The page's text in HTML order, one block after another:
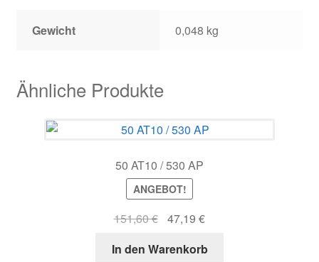
Gewicht 0,048 kg
Ähnliche Produkte
50 AT10 / 530 AP
ANGEBOT!
151,60€ Ursprünglicher
war:
47,19€Aktueller
ist:
In den Warenkorb